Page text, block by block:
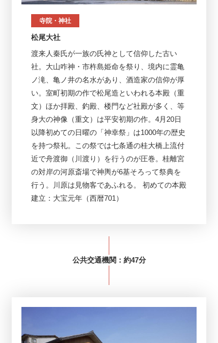
寺院・神社
松尾大社
渡来人秦氏が一族の氏神として信仰した古い
社。大山咋神・市杵島姫命を祭り、境内に霊亀
ノ滝、亀ノ井の名水があり、酒造家の信仰が厚
い。室町初期の作で松尾造といわれる本殿（重
文）ほか拝殿、釣殿、楼門など社殿が多く、等
身大の神像（重文）は平安初期の作。4月20日
以降初めての日曜の「神幸祭」は1000年の歴史
を持つ祭礼。この祭では七条通の桂大橋上流付
近で舟渡御（川渡り）を行うのが圧巻。桂離宮
の対岸の河原斎場で神輿が6基そろって祭典を
行う。川原は見物客であふれる。 初めての本殿
建立：大宝元年（西暦701）
公共交通機関 ：約47分